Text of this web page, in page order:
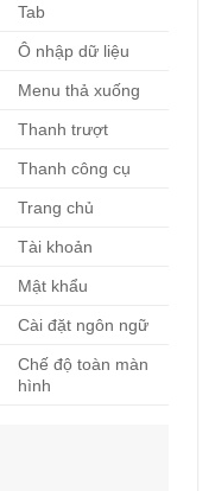
Tab
Ô nhập dữ liệu
Menu thả xuống
Thanh trượt
Thanh công cụ
Trang chủ
Tài khoản
Mật khẩu
Cài đặt ngôn ngữ
Chế độ toàn màn
hình